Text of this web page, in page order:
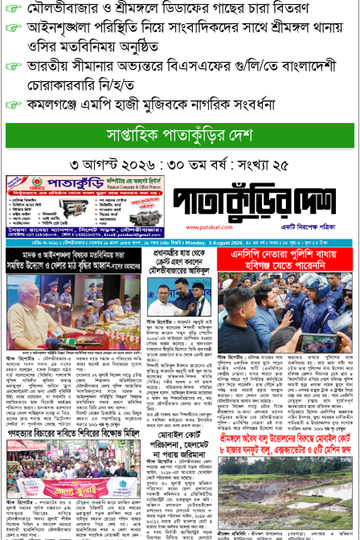
মৌলভীবাজার ও শ্রীমঙ্গলে ডিডাফের গাছের চারা বিতরণ
আইনশৃঙ্খলা পরিস্থিতি নিয়ে সাংবাদিকদের সাথে শ্রীমঙ্গল থানায়
ওসির মতবিনিময় অনুষ্ঠিত
ভারতীয় সীমানার অভ্যন্তরে বিএসএফের গু/লি/তে বাংলাদেশী
চোরাকারবারি নি/হ/ত
কমলগঞ্জে এমপি হাজী মুজিবকে নাগরিক সংবর্ধনা
সাপ্তাহিক পাতাকুঁড়ির দেশ
৩ আগস্ট ২০২৬ : ৩০ তম বর্ষ : সংখ্যা ২৫